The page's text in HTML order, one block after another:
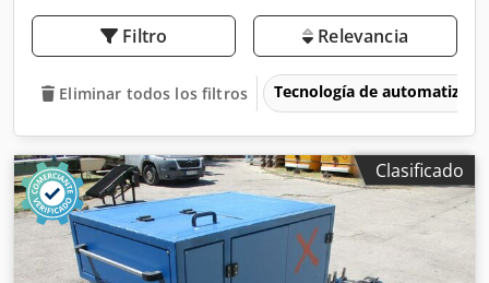
Filtro Relevancia
Eliminar todos los filtros Tecnología de
Clasificado